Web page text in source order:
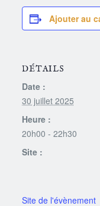
Ajouter au
DÉTAILS
Date :
30 juillet 2025
Heure :
20h00 - 22h30
Site :